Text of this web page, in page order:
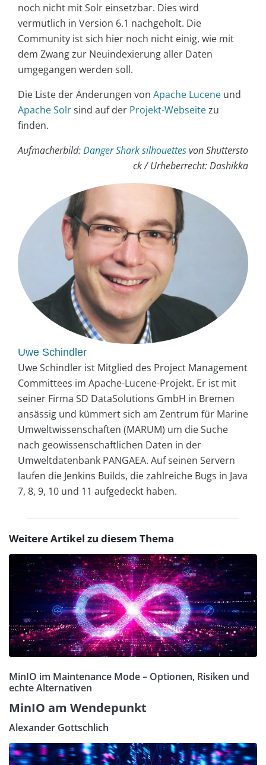
noch nicht mit Solr einsetzbar. Dies wird
vermutlich in Version 6.1 nachgeholt. Die
Community ist sich hier noch nicht einig, wie mit
dem Zwang zur Neuindexierung aller Daten
umgegangen werden soll.
Die Liste der Änderungen von Apache Lucene und
Apache Solrsind auf der Projekt-Webseitezu
finden.
Aufmacherbild:Danger Shark silhouettesvon Shuttersto
ck / Urheberrecht: Dashikka
Uwe Schindler
Uwe Schindler ist Mitglied des Project Management
Committees im Apache-Lucene-Projekt. Er ist mit
seiner Firma SD DataSolutions GmbH in Bremen
ansässig und kümmert sich am Zentrum für Marine
Umweltwissenschaften (MARUM) um die Suche
nach geowissenschaftlichen Daten in der
Umweltdatenbank PANGAEA. Auf seinen Servern
laufen die Jenkins Builds, die zahlreiche Bugs in Java
7, 8, 9, 10 und 11 aufgedeckt haben.
Weitere Artikel zu diesem Thema
MinIO im Maintenance Mode – Optionen, Risiken und
echte Alternativen
MinIO am Wendepunkt
Alexander Gottschlich